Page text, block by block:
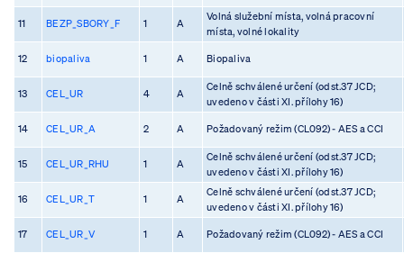
11 BEZP_SBORY_F 1 A
Volná služební místa, volná pracovní
místa, volné lokality
12 biopaliva 1 A Biopaliva
13 CEL_UR 4 A
Celně schválené určení (odst.37 JCD;
uvedeno v části XI. přílohy 16)
14 CEL_UR_A 2 A Požadovaný režim (CL092) - AES a CCI
15 CEL_UR_RHU 1 A
Celně schválené určení (odst.37 JCD;
uvedeno v části XI. přílohy 16)
16 CEL_UR_T 1 A
Celně schválené určení (odst.37 JCD;
uvedeno v části XI. přílohy 16)
17 CEL_UR_V 1 A Požadovaný režim (CL092) - AES a CCI